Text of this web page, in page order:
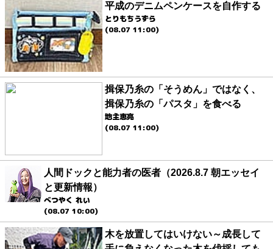
平成のデニムペンケースを自作する
とりもちうずら
(08.07 11:00)
揖保乃糸の「そうめん」ではなく、
揖保乃糸の「パスタ」を食べる
地主恵亮
(08.07 11:00)
人間ドックと能力者の医者（2026.8.7 朝エッセイ
と更新情報）
べつやく れい
(08.07 10:00)
木を放置してはいけない～成長して